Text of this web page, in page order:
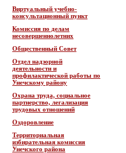
Виртуальный учебно-
консультационный пункт
Комиссия по делам
несовершеннолетних
Общественный Совет
Отдел надзорной
деятельности и
профилактической работы по
Унечскому району
Охрана труда, социальное
партнерство, легализация
трудовых отношений
Оздоровление
Территориальная
избирательная комиссия
Унечского района